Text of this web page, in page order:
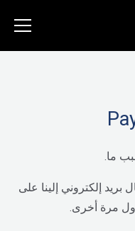
إلكتروني إلينا على